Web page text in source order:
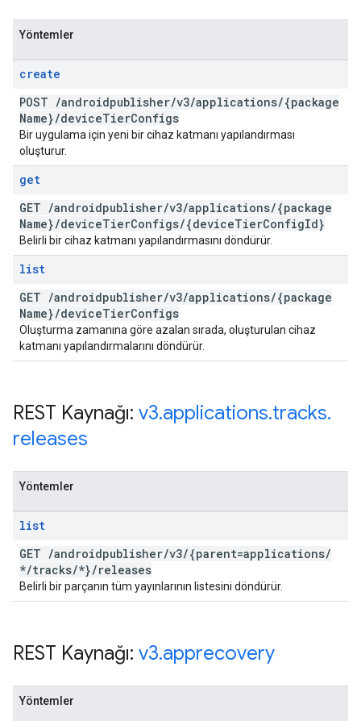
Yöntemler
create
POST /androidpublisher/v3/applications/{package
Name}/deviceTierConfigs
Bir uygulama için yeni bir cihaz katmanı yapılandırması
oluşturur.
get
GET /androidpublisher/v3/applications/{package
Name}/deviceTierConfigs/{deviceTierConfigId}
Belirli bir cihaz katmanı yapılandırmasını döndürür.
list
GET /androidpublisher/v3/applications/{package
Name}/deviceTierConfigs
Oluşturma zamanına göre azalan sırada, oluşturulan cihaz
katmanı yapılandırmalarını döndürür.
REST Kaynağı: v3.applications.tracks.
releases
Yöntemler
list
GET /androidpublisher/v3/{parent=applications/
*/tracks/*}/releases
Belirli bir parçanın tüm yayınlarının listesini döndürür.
REST Kaynağı: v3.apprecovery
Yöntemler